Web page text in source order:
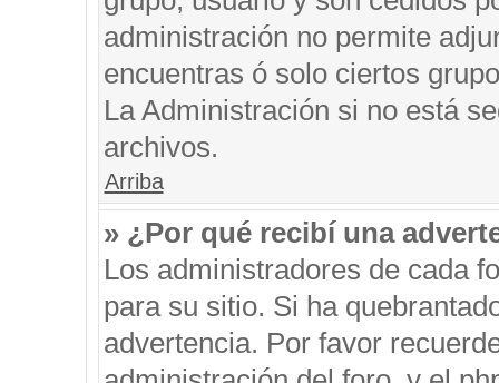
administración no permite
encuentras ó solo ciertos
La Administración si no está
archivos.
Arriba
» ¿Por qué recibí una
Los administradores de cada
para su sitio. Si ha
advertencia. Por favor